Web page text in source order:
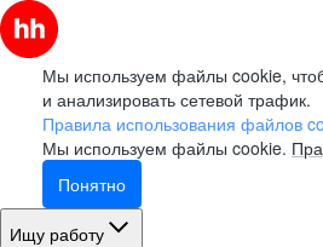
Мы используем файлы cookie,
и анализировать сетевой трафик.
Правила использования файлов
Мы используем файлы cookie.
Понятно
Ищу работу